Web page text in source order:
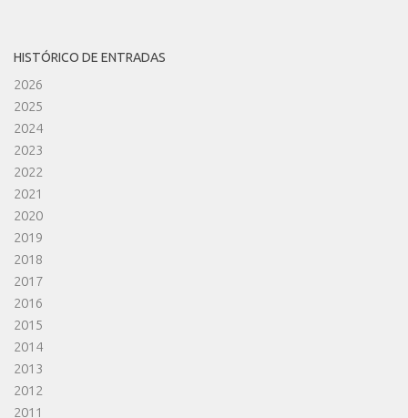
HISTÓRICO DE ENTRADAS
2026
2025
2024
2023
2022
2021
2020
2019
2018
2017
2016
2015
2014
2013
2012
2011